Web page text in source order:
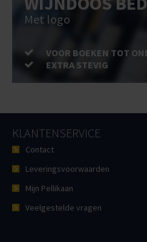
Met logo
VOOR BOEKEN TOT
EXTRA STEVIG
KLANTENSERVICE
Contact
Leveringsvoorwaarden
Mijn Pellikaan
Veelgestelde vragen